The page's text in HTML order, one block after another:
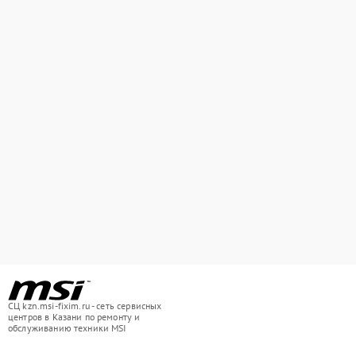
СЦ kzn.msi-fixim.ru - сеть сервисных
центров в Казани по ремонту и
обслуживанию техники MSI